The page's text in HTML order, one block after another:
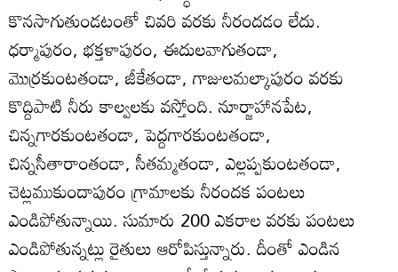
కొనసాగుతుండటంతో చివరి వరకు నీరందడం లేదు.
ధర్మాపురం, భక్తళాపురం, ఈదులవాగుతండా,
మొర్రకుంటతండా, జీకేతండా, గాజులమల్కాపురం వరకు
కొద్దిపాటి నీరు కాల్వలకు వస్తోంది. నూర్జాహానపేట,
చిన్నగారకుంటతండా, పెద్దగారకుంటతండా,
చిన్నసీతారాంతండా, సీతమ్మతండా, ఎల్లప్పకుంటతండా,
చెట్లముకుందాపురం గ్రామాలకు నీరందక పంటలు
ఎండిపోతున్నాయి. సుమారు 200 ఎకరాల వరకు పంటలు
ఎండిపోతున్నట్లు రైతులు ఆరోపిస్తున్నారు. దీంతో ఎండిన